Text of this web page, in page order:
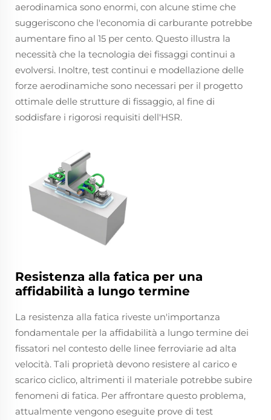
aerodinamica sono enormi, con alcune stime che
suggeriscono che l'economia di carburante potrebbe
aumentare fino al 15 per cento. Questo illustra la
necessità che la tecnologia dei fissaggi continui a
evolversi. Inoltre, test continui e modellazione delle
forze aerodinamiche sono necessari per il progetto
ottimale delle strutture di fissaggio, al fine di
soddisfare i rigorosi requisiti dell'HSR.
Resistenza alla fatica per una
affidabilità a lungo termine
La resistenza alla fatica riveste un'importanza
fondamentale per la affidabilità a lungo termine dei
fissatori nel contesto delle linee ferroviarie ad alta
velocità. Tali proprietà devono resistere al carico e
scarico ciclico, altrimenti il materiale potrebbe subire
fenomeni di fatica. Per affrontare questo problema,
attualmente vengono eseguite prove di test